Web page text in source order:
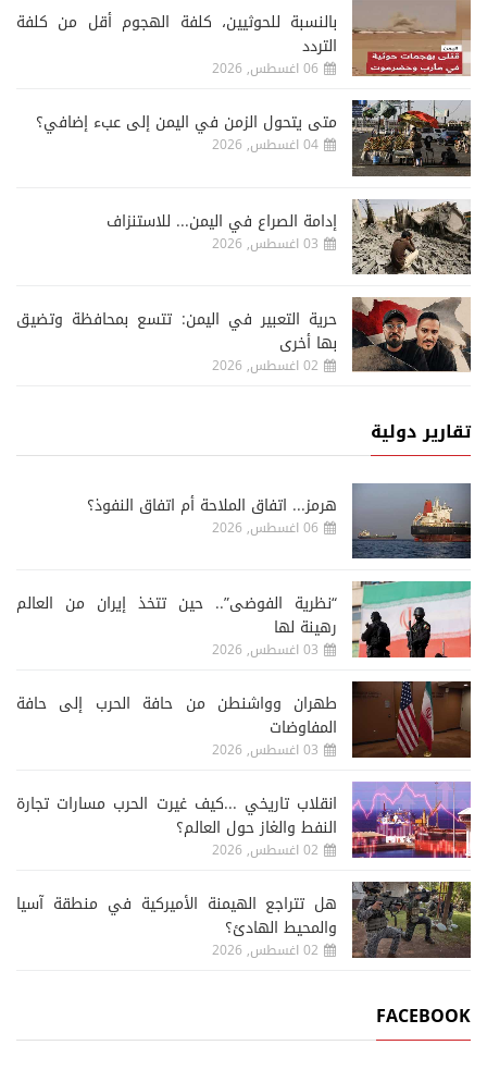
‏بالنسبة للحوثيين، كلفة الهجوم أقل من كلفة
التردد
06 اغسطس, 2026
متى يتحول الزمن في اليمن إلى عبء إضافي؟
04 اغسطس, 2026
إدامة الصراع في اليمن... للاستنزاف
03 اغسطس, 2026
حرية التعبير في اليمن: تتسع بمحافظة وتضيق
بها أخرى
02 اغسطس, 2026
تقارير دولية
هرمز... اتفاق الملاحة أم اتفاق النفوذ؟
06 اغسطس, 2026
“نظرية الفوضى”.. حين تتخذ إيران من العالم
رهينة لها
03 اغسطس, 2026
طهران وواشنطن من حافة الحرب إلى حافة
المفاوضات
03 اغسطس, 2026
انقلاب تاريخي ...كيف غيرت الحرب مسارات تجارة
النفط والغاز حول العالم؟
02 اغسطس, 2026
هل تتراجع الهيمنة الأميركية في منطقة آسيا
والمحيط الهادئ؟
02 اغسطس, 2026
FACEBOOK